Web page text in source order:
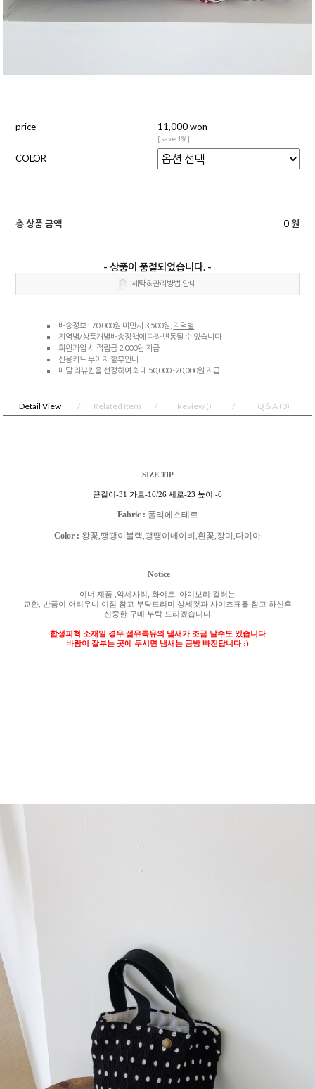
price 11,000 won
[ save 1% ]
COLOR
총 상품 금액 0 원
- 상품이 품절되었습니다. -
세탁＆관리방법 안내
배송정보 : 70,000원 미만시 3,500원, 지역별
지역별/상품개별배송정책에 따라 변동될 수 있습니다
회원가입 시 적립금 2,000원 지급
신용카드 무이자 할부안내
매달 리뷰퀸을 선정하여 최대 50,000~20,000원 지급
Detail View Related Item Review () Q＆A (0)
SIZE TIP
끈길이-31 가로-16/26 세로-23 높이 -6
Fabric : 폴리에스테르
Color : 왕꽃,땡땡이블랙,땡떙이네이비 ,흰꽃,장미 ,다이아
Notice
이너 제품 악세사리 화이트
아이보리 컬러는
교환 반품이 어려우니 이점 참고 부탁드리며 상세컷과 사이즈표를 참고 하신후
신중한 구매 부탁 드리겠습니다
합성피혁 소재일 경우 섬유특유의 냄새가 조금 날수도 있습니다
바람이 잘부는 곳에 두시면 냄새는 금방 빠진답니다 :)